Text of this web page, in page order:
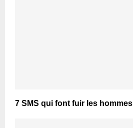
7 SMS qui font fuir les hommes